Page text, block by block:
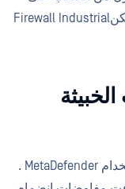
المشغلين البقاء في الطليعة. تعرّف كيف يمكنFirewall Industrial
اكتشف الملفات الخبيثة متعددة اللغات باستخدام MetaDefender .